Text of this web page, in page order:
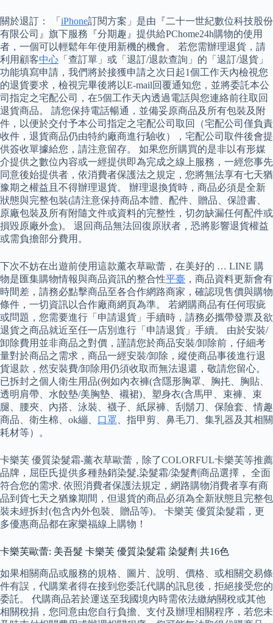
關於退訂： 「 iPhone訂閱方案」是由『二十一世紀數位科技股份
有限公司』旗下服務『分期趣』提供給PChome24h購物的使用
者，一個可以輕鬆年年使用新機的機會。 若您需辦理退貨，請
利用顧客中心 「查訂單」或「退訂/退款查詢」的「退訂/退貨」
功能填寫申請，我們將於接獲申請之次日起1個工作天內檢視您
的退貨要求，檢視完畢後將以E-mail回覆通知您，並將委託本公
司指定之宅配公司，在5個工作天內透過電話與您連絡前往取回
退貨商品。 請您保持電話暢通，並備妥原商品及所有包裝及附
件，以便於交付予本公司指定之宅配公司取回（宅配公司僅負責
收件，退貨商品仍由特約廠商進行驗收），宅配公司取件後會提
供簽收單據給您，請注意留存。 如果您所購買的是非以有形媒
介提供之數位內容或一經提供即為完成之線上服務，一經您事先
同意後始提供者，依消費者保護法之規定，您將無法享有七天猶
豫期之權益且不得辦理退貨。 辦理退換貨時，商品必須是全新
狀態與完整包裝(請注意保持商品本體、配件、贈品、保證書、
原廠包裝及所有附隨文件或資料的完整性，切勿缺漏任何配件或
損毀原廠外盒)。 退回商品無法回復原狀者，恐將影響退貨權益
或需負擔部分費用。
下次不妨在出遊前使用這款薰衣草歐蕾，在美好的 … LINE 購
物是匯集購物情報與商品資訊的整合性平臺 ，商品資料更新會有
時間差，請務必點擊商品至各合作網路商家，確認現售價與購物
條件，一切資訊以合作廠商網頁為準。 若網購商品有任何瑕疵
或問題，您需要進行「申請退貨」手續時，請務必攜帶發票及欲
退貨之商品就近至任一店別進行「申請退貨」手續。 由於安裝/
卸除費用並非商品之對價，謹請您於商品安裝/卸除前，仔細考
量對於商品之需求，商品一經安裝/卸除，縱使商品事後進行退
貨退款，然安裝費/卸除用仍須收取而無法退還，敬請您留心。
已拆封之個人衛生用品(例如內衣褲(含隱形胸罩、胸扥、胸貼、
透明肩帶、水餃墊/美胸墊、襯裙)、塑身衣(含馬甲、束褲、束
腿、腰夾、內搭、泳裝、襪子、紙尿褲、刮鬍刀、保險套、情趣
商品、衛生棉、ok繃、 口罩 、指甲剪、鼻毛刀、集乳器及其相關
耗材等）。
卡樂芙 優質染髮霜-薰衣草歐蕾，除了COLORFUL卡樂芙等推薦
品牌，屈臣氏提供多種熱銷染髮,染髮霜/染髮劑商品選擇， 全面
符合您的需求. 依照消費者保護法規定，網路購物消費者享有商
品到貨七天之猶豫期間，但退貨的商品必須為全新狀態且完整包
裝未經拆封(包含內外包裝、贈品等)。 卡樂芙 優質染髮霜，更
多優惠商品都在家樂福線上購物！
卡樂芙歐蕾: 美吾髮 卡樂芙 優質染髮霜 染髮劑 共16色
如果相關商品或服務的規格、圖片、說明、價格、或相關交易條
件有誤，代購業者得在接到您委託代購的訊息後，拒絕接受您的
委託。 代購商品若於運送至我國境內時需依法繳納關稅或其他
相關稅捐，您同意由您自行負擔、支付及辦理相關程序，若您未